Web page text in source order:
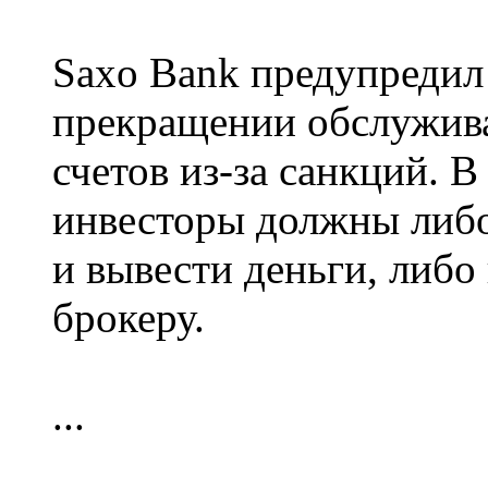
Saxo Bank
прекращении
счетов из-за санкций.
инвесторы должны
и вывести деньги,
брокеру.
...